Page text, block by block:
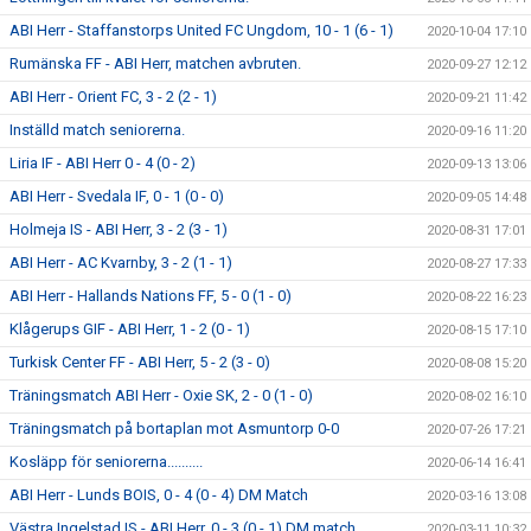
ABI Herr - Staffanstorps United FC Ungdom, 10 - 1 (6 - 1) 2020-10-04 17:10
Rumänska FF - ABI Herr, matchen avbruten. 2020-09-27 12:12
ABI Herr - Orient FC, 3 - 2 (2 - 1) 2020-09-21 11:42
Inställd match seniorerna. 2020-09-16 11:20
Liria IF - ABI Herr 0 - 4 (0 - 2) 2020-09-13 13:06
ABI Herr - Svedala IF, 0 - 1 (0 - 0) 2020-09-05 14:48
Holmeja IS - ABI Herr, 3 - 2 (3 - 1) 2020-08-31 17:01
ABI Herr - AC Kvarnby, 3 - 2 (1 - 1) 2020-08-27 17:33
ABI Herr - Hallands Nations FF, 5 - 0 (1 - 0) 2020-08-22 16:23
Klågerups GIF - ABI Herr, 1 - 2 (0 - 1) 2020-08-15 17:10
Turkisk Center FF - ABI Herr, 5 - 2 (3 - 0) 2020-08-08 15:20
Träningsmatch ABI Herr - Oxie SK, 2 - 0 (1 - 0) 2020-08-02 16:10
Träningsmatch på bortaplan mot Asmuntorp 0-0 2020-07-26 17:21
Kosläpp för seniorerna.......... 2020-06-14 16:41
ABI Herr - Lunds BOIS, 0 - 4 (0 - 4) DM Match 2020-03-16 13:08